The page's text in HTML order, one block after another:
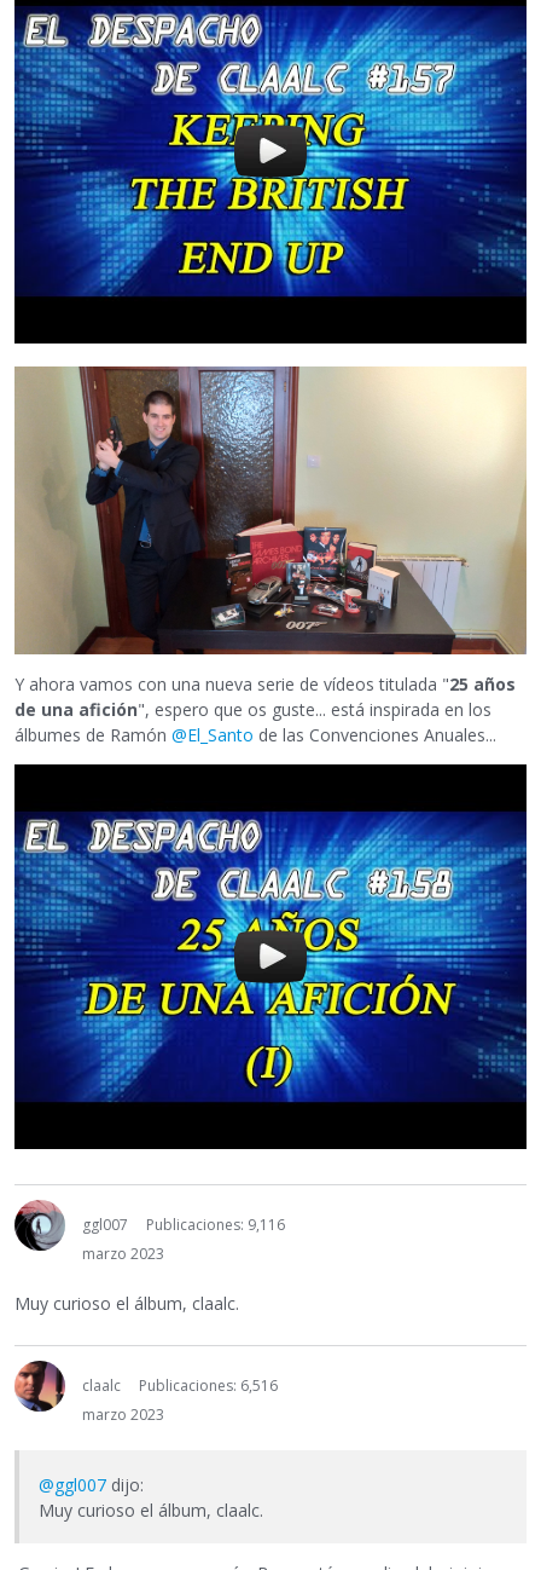
Y ahora vamos con una nueva serie de vídeos titulada "25 años
de una afición", espero que os guste... está inspirada en los
álbumes de Ramón @El_Santo de las Convenciones Anuales...
ggl007
Publicaciones: 9,116
marzo 2023
Muy curioso el álbum, claalc.
claalc
Publicaciones: 6,516
marzo 2023
@ggl007 dijo:
Muy curioso el álbum, claalc.